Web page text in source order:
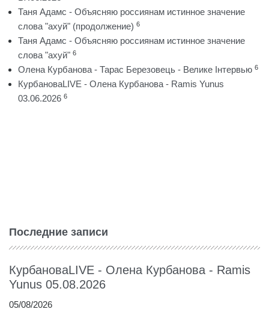
Таня Адамс - Объясняю россиянам истинное значение
слова "ахуй" (продолжение) 6
Таня Адамс - Объясняю россиянам истинное значение
слова "ахуй" 6
Олена Курбанова - Тарас Березовець - Велике Інтервью 6
КурбановаLIVE - Олена Курбанова - Ramis Yunus
03.06.2026 6
Последние записи
КурбановаLIVE - Олена Курбанова - Ramis
Yunus 05.08.2026
05/08/2026